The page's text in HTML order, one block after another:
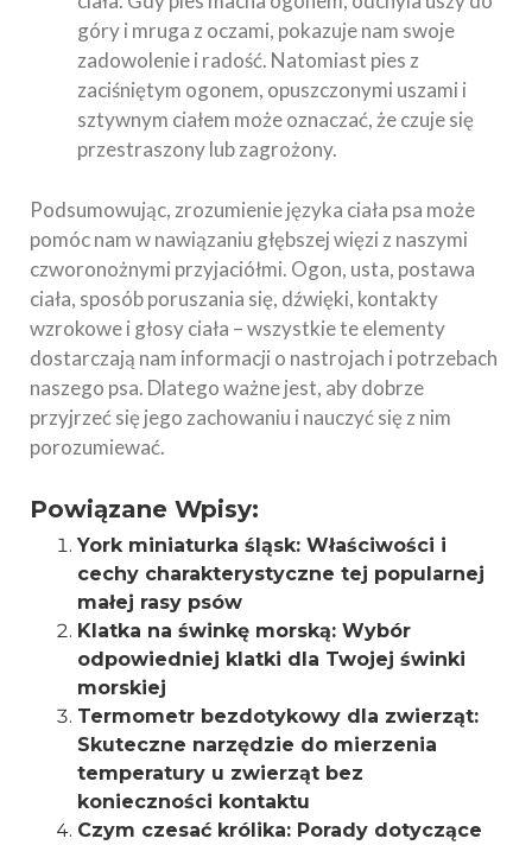
góry i mruga z oczami, pokazuje nam swoje
zadowolenie i radość. Natomiast pies z
zaciśniętym ogonem, opuszczonymi uszami i
sztywnym ciałem może oznaczać, że czuje się
przestraszony lub zagrożony.
Podsumowując, zrozumienie języka ciała psa może
pomóc nam w nawiązaniu głębszej więzi z naszymi
czworonożnymi przyjaciółmi. Ogon, usta, postawa
ciała, sposób poruszania się, dźwięki, kontakty
wzrokowe i głosy ciała – wszystkie te elementy
dostarczają nam informacji o nastrojach i potrzebach
naszego psa. Dlatego ważne jest, aby dobrze
przyjrzeć się jego zachowaniu i nauczyć się z nim
porozumiewać.
Powiązane Wpisy:
York miniaturka śląsk: Właściwości i
cechy charakterystyczne tej popularnej
małej rasy psów
Klatka na świnkę morską: Wybór
odpowiedniej klatki dla Twojej świnki
morskiej
Termometr bezdotykowy dla zwierząt:
Skuteczne narzędzie do mierzenia
temperatury u zwierząt bez
konieczności kontaktu
Czym czesać królika: Porady dotyczące